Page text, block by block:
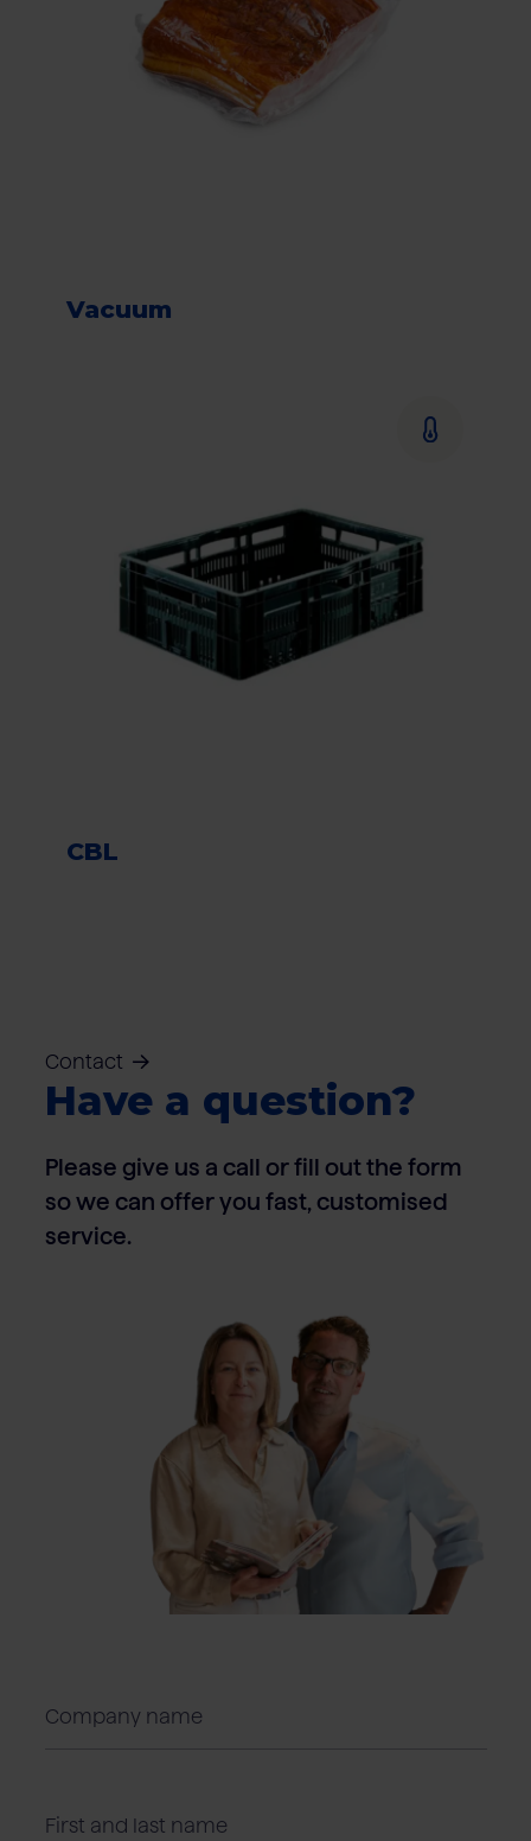
Vacuum
CBL
Contact
Have a question?
Please give us a call or fill out the form
so we can offer you fast, customised
service.